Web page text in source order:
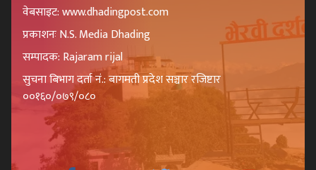
वेबसाइट: www.dhadingpost.com
प्रकाशनः N.S. Media Dhading
सम्पादक: Rajaram rijal
सुचना बिभाग दर्ता नं.: बागमती प्रदेश सञ्चार रजिष्टार
००१६०/०७९/०८०